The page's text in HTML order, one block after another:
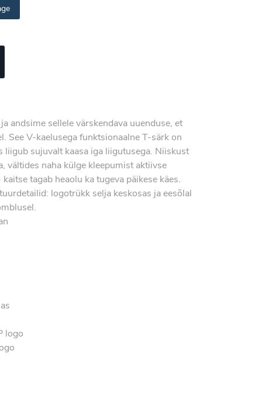
andsime sellele värskendava uuenduse, et
See V-kaelusega funktsionaalne T-särk on
liigub sujuvalt kaasa iga liigutusega. Niiskust
vältides naha külge kleepumist aktiivse
tagab heaolu ka tugeva päikese käes.
logotrükk selja keskosas ja eesõlal
logo